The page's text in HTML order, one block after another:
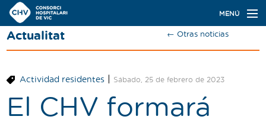
Navegación
principal
MENÚ
Actualidad
Oferta de plazas
Actualitat ← Otras noticias
Actividad residentes| Sábado, 25 de febrero de 2023
El CHV formará